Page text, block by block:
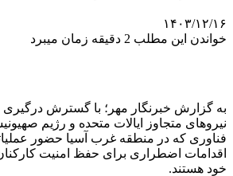
۱۴۰۳/۱۲/۱۶
خواندن این مطلب 2 دقیقه زمان میبرد
به گزارش خبرنگار مهر؛ با گسترش درگیری
نیروهای متجاوز ایالات متحده و رژیم
فناوری که در منطقه غرب آسیا حضور
اقدامات اضطراری برای حفظ امنیت
خود هستند.